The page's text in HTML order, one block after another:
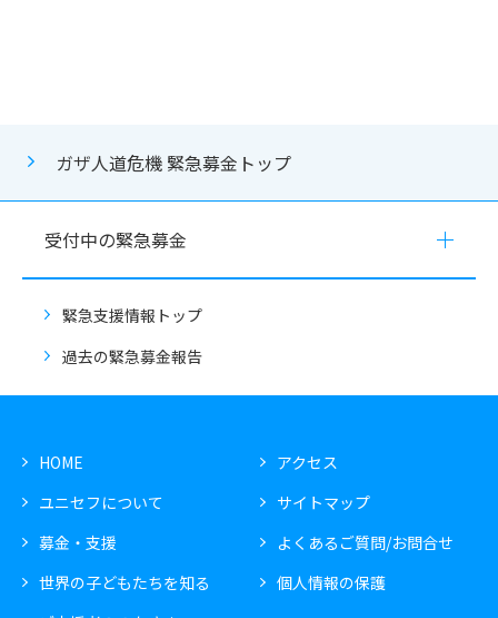
ガザ人道危機 緊急募金トップ
受付中の緊急募金
緊急支援情報トップ
過去の緊急募金報告
HOME
ユニセフについて
募金・支援
世界の子どもたちを知る
アクセス
サイトマップ
よくあるご質問/お問合せ
個人情報の保護